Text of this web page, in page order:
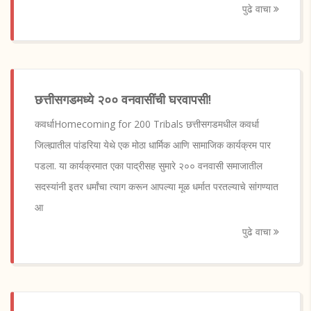
पुढे वाचा
छत्तीसगडमध्ये २०० वनवासींची घरवापसी!
कवर्धाHomecoming for 200 Tribals छत्तीसगडमधील कवर्धा
जिल्ह्यातील पांडरिया येथे एक मोठा धार्मिक आणि सामाजिक कार्यक्रम पार
पडला. या कार्यक्रमात एका पाद्रीसह सुमारे २०० वनवासी समाजातील
सदस्यांनी इतर धर्मांचा त्याग करून आपल्या मूळ धर्मात परतल्याचे सांगण्यात
आ
पुढे वाचा